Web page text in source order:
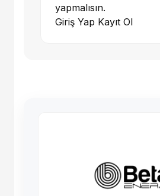
yapmalısın.
Giriş Yap Kayıt Ol